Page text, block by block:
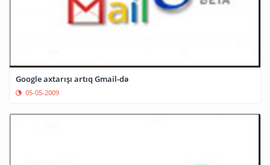
Google axtarışı artıq Gmail-də
05-05-2009